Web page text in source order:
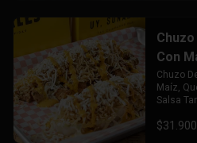
Con
Chuzo
Maíz,
Salsa
$31.900